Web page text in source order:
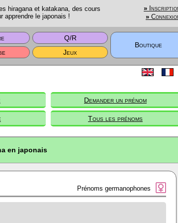
hiragana et katakana, des cours
apprendre le japonais !
»
»
Q/R
Boutique
Jeux
Demander un prénom
Tous les prénoms
en japonais
Prénoms germanophones